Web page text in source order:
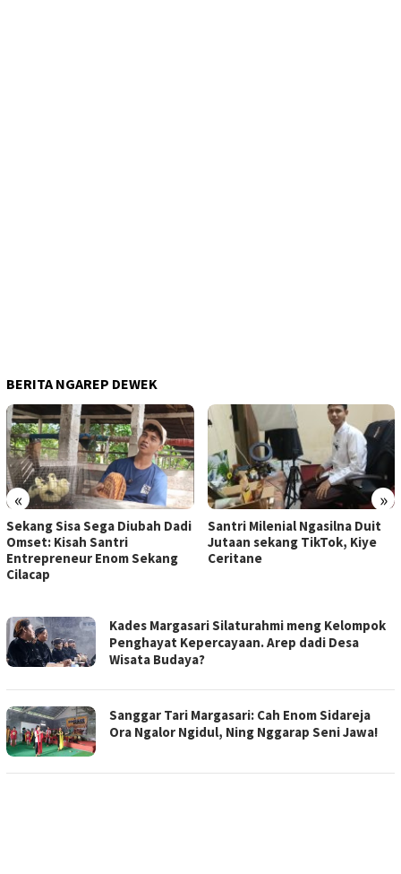
BERITA NGAREP DEWEK
« »
Sekang Sisa Sega Diubah Dadi
Omset: Kisah Santri
Entrepreneur Enom Sekang
Cilacap
Santri Milenial Ngasilna Duit
Jutaan sekang TikTok, Kiye
Ceritane
NGAPAK.NET
Kades Margasari Silaturahmi meng Kelompok
Penghayat Kepercayaan. Arep dadi Desa
Wisata Budaya?
Sanggar Tari Margasari: Cah Enom Sidareja
Ora Ngalor Ngidul, Ning Nggarap Seni Jawa!